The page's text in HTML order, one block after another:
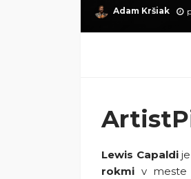
Adam Kršiak
Lewis Capaldije
rokmi v meste